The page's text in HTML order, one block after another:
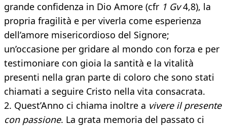
grande confidenza in Dio Amore (cfr 1 Gv4,8), la
propria fragilità e per viverla come esperienza
dell’amore misericordioso del Signore;
un’occasione per gridare al mondo con forza e per
testimoniare con gioia la santità e la vitalità
presenti nella gran parte di coloro che sono stati
chiamati a seguire Cristo nella vita consacrata.
2. Quest’Anno ci chiama inoltre a vivere il presente
con passione. La grata memoria del passato ci